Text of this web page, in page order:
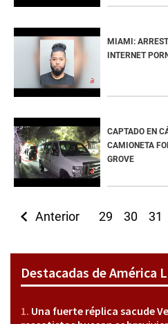
MIAMI:
INTERNET
CAPTADO EN
CAMIONETA
GROVE
Anterior 29 30 31
Destacadas de América
Una fuerte réplica sacude